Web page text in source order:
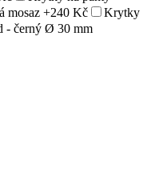
mosaz +240 Kč
Krytky
- černý Ø 30 mm